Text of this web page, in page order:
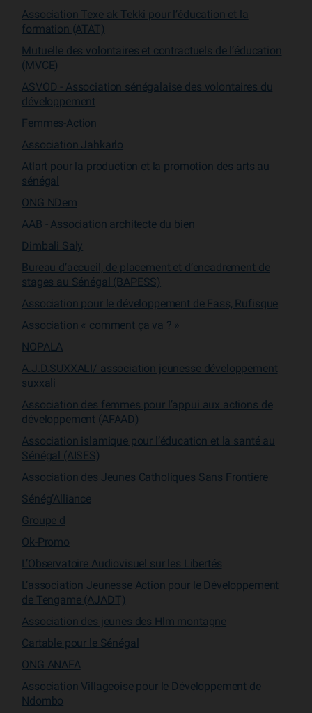
Association Texe ak Tekki pour l’éducation et la
formation (ATAT)
Mutuelle des volontaires et contractuels de l’éducation
(MVCE)
ASVOD - Association sénégalaise des volontaires du
développement
Femmes-Action
Association Jahkarlo
Atlart pour la production et la promotion des arts au
sénégal
ONG NDem
AAB - Association architecte du bien
Dimbali Saly
Bureau d’accueil, de placement et d’encadrement de
stages au Sénégal (BAPESS)
Association pour le développement de Fass, Rufisque
Association « comment ça va ? »
NOPALA
A.J.D.SUXXALI/ association jeunesse développement
suxxali
Association des femmes pour l’appui aux actions de
développement (AFAAD)
Association islamique pour l’éducation et la santé au
Sénégal (AISES)
Association des Jeunes Catholiques Sans Frontiere
Sénég’Alliance
Groupe d
Ok-Promo
L’Observatoire Audiovisuel sur les Libertés
L’association Jeunesse Action pour le Développement
de Tengame (AJADT)
Association des jeunes des Hlm montagne
Cartable pour le Sénégal
ONG ANAFA
Association Villageoise pour le Développement de
Ndombo